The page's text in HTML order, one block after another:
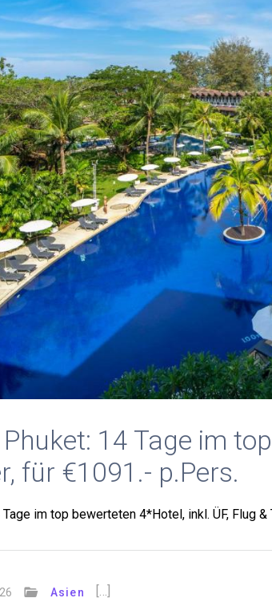
14 Tage im
für €1091.- p.Pers.
im top bewerteten 4*Hotel, inkl. ÜF, Flug
Asien […]